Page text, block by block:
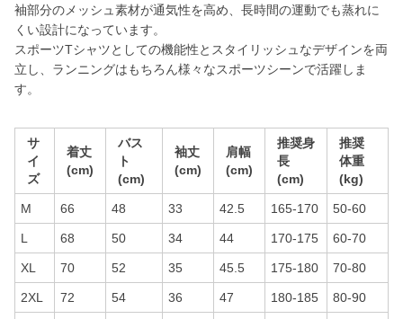
袖部分のメッシュ素材が通気性を高め、長時間の運動でも蒸れに
くい設計になっています。
スポーツTシャツとしての機能性とスタイリッシュなデザインを両
立し、ランニングはもちろん様々なスポーツシーンで活躍しま
す。
サ
イ
ズ
着丈
(cm)
バス
ト
(cm)
袖丈
(cm)
肩幅
(cm)
推奨身
長
(cm)
推奨
体重
(kg)
M 66 48 33 42.5 165-170 50-60
L 68 50 34 44 170-175 60-70
XL 70 52 35 45.5 175-180 70-80
2XL 72 54 36 47 180-185 80-90